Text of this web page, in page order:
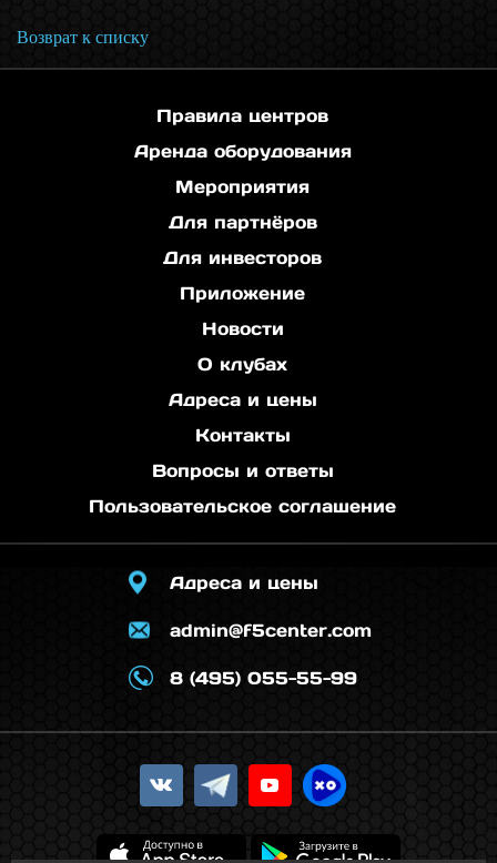
Возврат к списку
Правила центров
Аренда оборудования
Мероприятия
Для партнёров
Для инвесторов
Приложение
Новости
О клубах
Адреса и цены
Контакты
Вопросы и ответы
Пользовательское соглашение
Адреса и цены
admin@f5center.com
8 (495) 055-55-99